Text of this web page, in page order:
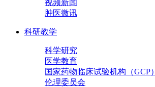
视频新闻
肿医微讯
科研教学
科学研究
医学教育
国家药物临床试验机构（GCP）
伦理委员会